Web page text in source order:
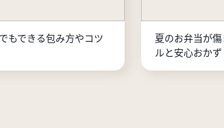
もできる包み方やコツ
夏のお弁当が
ルと安心おかず